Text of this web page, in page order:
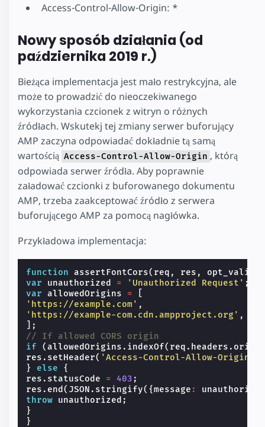
Access-Control-Allow-Origin: *
Nowy sposób działania (od
października 2019 r.)
Bieżąca implementacja jest mało restrykcyjna, ale
może to prowadzić do nieoczekiwanego
wykorzystania czcionek z witryn o różnych
źródłach. Wskutekj tej zmiany serwer buforujący
AMP zaczyna odpowiadać dokładnie tą samą
wartością Access-Control-Allow-Origin , którą
odpowiada serwer źródła. Aby poprawnie
załadować czcionki z buforowanego dokumentu
AMP, trzeba zaakceptować źródło z serwera
buforującego AMP za pomocą nagłówka.
Przykładowa implementacja:
function assertFontCors( req , res ,
var
unauthorized = 'Unauthorized Request' ;
var
allowedOrigins =
'https://example.com' ,
'https://example-com.cdn.ampproject.org' ,
];
// If allowed CORS origin
if
(allowedOrigins . indexOf( req . headers .
res . setHeader( 'Access-Control-Allow-Origin'
}
else
{
res . statusCode = 403 ;
res . end ( JSON . stringify({message :
throw unauthorized ;
}
}